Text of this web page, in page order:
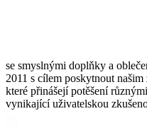
se smyslnými doplňky a
2011 s cílem poskytnout
které přinášejí potěšení
vynikající uživatelskou